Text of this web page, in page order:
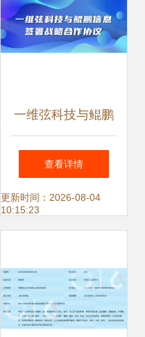
览会，彰显信息技
术咨询新高度
一维弦科技与鲲鹏
信息签署战略合作
协议 共筑信息技术
查看详情
更新时间：2026-08-04
10:15:23